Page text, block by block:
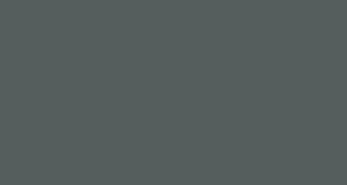
apre l’app di posta elettronica)